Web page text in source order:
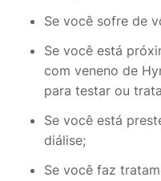
Se você sofre de
Se você está
com veneno de
para testar ou
Se você está
diálise;
Se você faz